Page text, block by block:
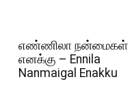
எண்ணிலா நன்மைகள்
எனக்கு – Ennila
Nanmaigal Enakku